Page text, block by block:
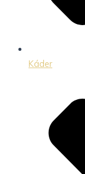
Káder